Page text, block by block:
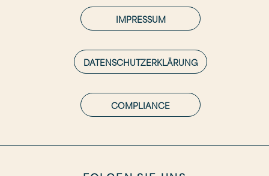
IMPRESSUM
DATENSCHUTZERKLÄRUNG
COMPLIANCE